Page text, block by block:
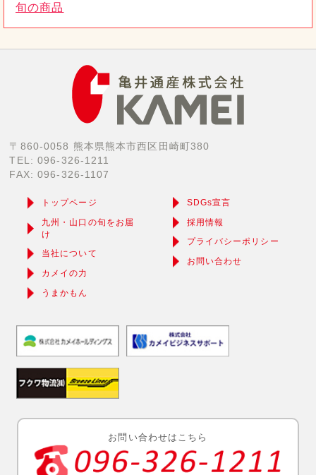
旬の商品
〒860-0058 熊本県熊本市西区田崎町380
TEL: 096-326-1211
FAX: 096-326-1107
トップページ
九州・山口の旬をお届
け
当社について
カメイの力
うまかもん
SDGs宣言
採用情報
プライバシーポリシー
お問い合わせ
お問い合わせはこちら